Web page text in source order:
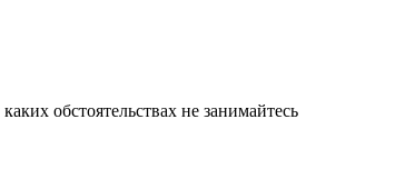
обстоятельствах не занимайтесь